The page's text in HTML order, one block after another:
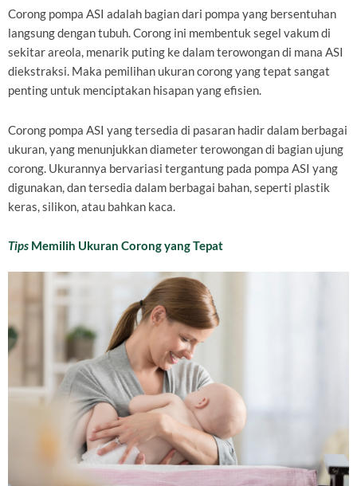
Corong pompa ASI adalah bagian dari pompa yang bersentuhan
langsung dengan tubuh. Corong ini membentuk segel vakum di
sekitar areola, menarik puting ke dalam terowongan di mana ASI
diekstraksi. Maka pemilihan ukuran corong yang tepat sangat
penting untuk menciptakan hisapan yang efisien.
Corong pompa ASI yang tersedia di pasaran hadir dalam berbagai
ukuran, yang menunjukkan diameter terowongan di bagian ujung
corong. Ukurannya bervariasi tergantung pada pompa ASI yang
digunakan, dan tersedia dalam berbagai bahan, seperti plastik
keras, silikon, atau bahkan kaca.
Tips Memilih Ukuran Corong yang Tepat